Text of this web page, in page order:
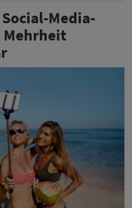
lange Wanderung zum
Picknick am See – und dieses
teilen? Für die meisten
kommt das kaum infrage.